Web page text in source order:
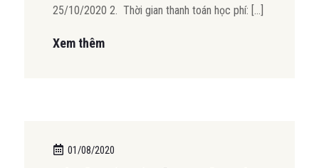
25/10/2020 2. Thời gian thanh toán học phí: […]
Xem thêm
01/08/2020